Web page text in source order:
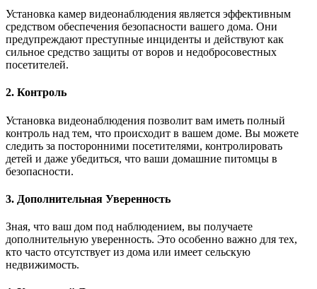
Установка камер видеонаблюдения является эффективным
средством обеспечения безопасности вашего дома. Они
предупреждают преступные инциденты и действуют как
сильное средство защиты от воров и недобросовестных
посетителей.
2. Контроль
Установка видеонаблюдения позволит вам иметь полный
контроль над тем, что происходит в вашем доме. Вы можете
следить за посторонними посетителями, контролировать
детей и даже убедиться, что ваши домашние питомцы в
безопасности.
3. Дополнительная Уверенность
Зная, что ваш дом под наблюдением, вы получаете
дополнительную уверенность. Это особенно важно для тех,
кто часто отсутствует из дома или имеет сельскую
недвижимость.